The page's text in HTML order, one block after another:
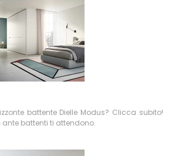
battente Dielle Modus? Clicca subito!
battenti ti attendono.